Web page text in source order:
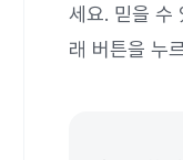
세요. 믿을 수
래 버튼을 누